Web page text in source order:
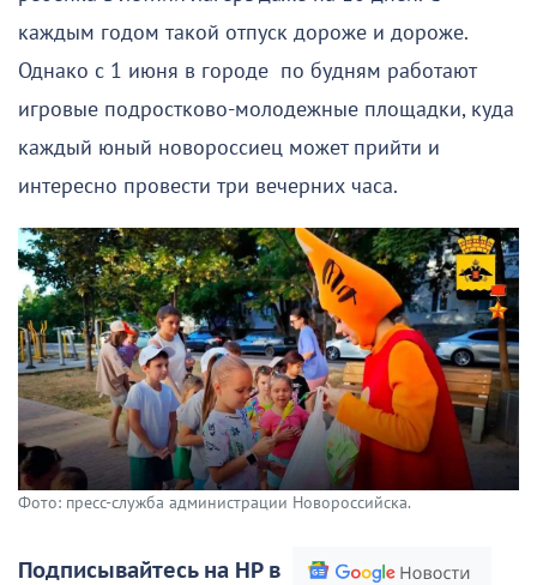
каждым годом такой отпуск дороже и дороже.
Однако с 1 июня в городе по будням работают
игровые подростково-молодежные площадки, куда
каждый юный новороссиец может прийти и
интересно провести три вечерних часа.
Фото: пресс-служба администрации Новороссийска.
Подписывайтесь на НР в